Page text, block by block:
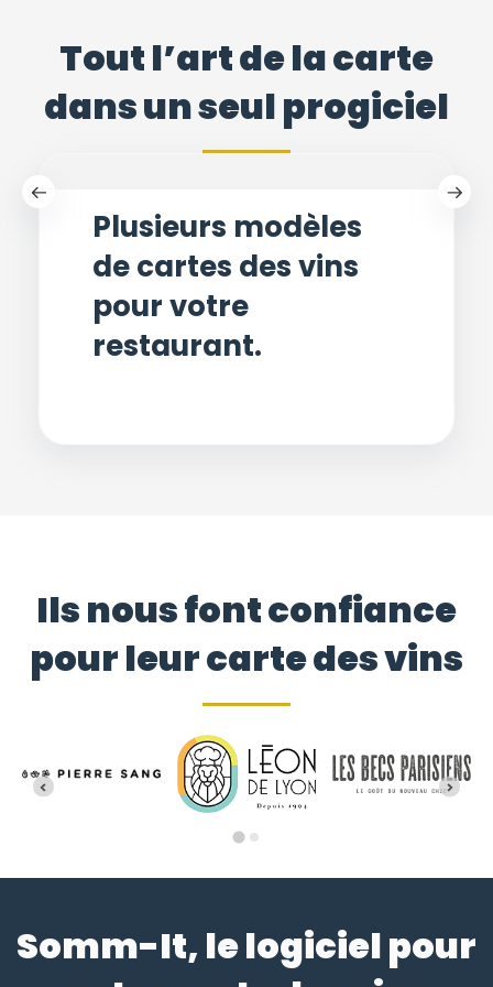
Tout l’art de la carte
dans un seul progiciel
Plusieurs modèles
de cartes des vins
pour votre
restaurant.
Ils nous font confiance
pour leur carte des vins
Somm-It, le logiciel pour